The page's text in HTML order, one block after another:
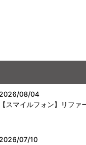
2026/08/04
【スマイルフォン】リフ
2026/07/10